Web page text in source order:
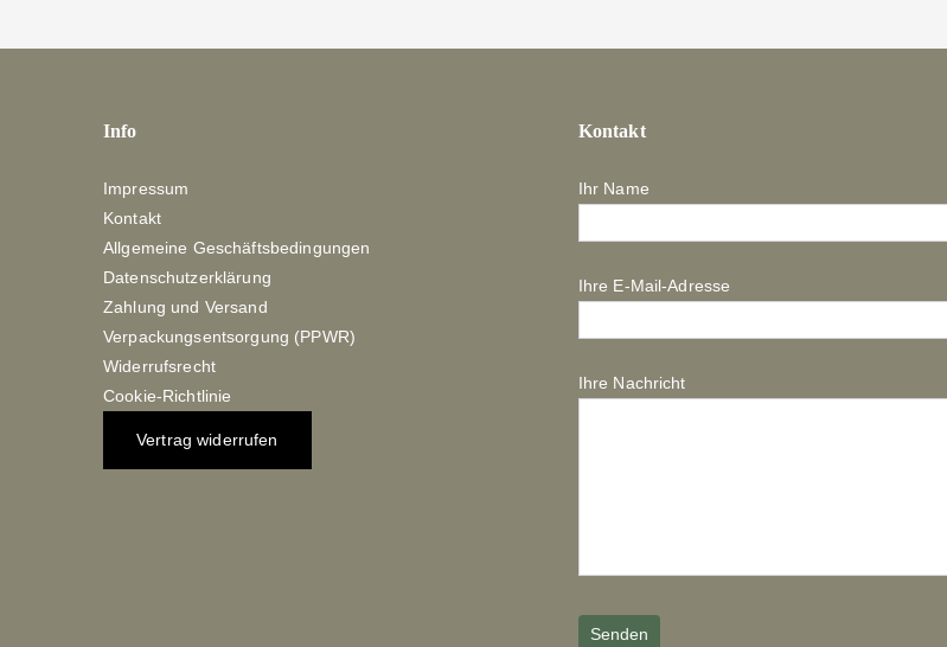
Info
Impressum
Kontakt
Allgemeine Geschäftsbedingungen
Datenschutzerklärung
Zahlung und Versand
Verpackungsentsorgung (PPWR)
Widerrufsrecht
Cookie-Richtlinie
Vertrag widerrufen
Kontakt
Ihr Name
Ihre E-Mail-Adresse
Ihre Nachricht